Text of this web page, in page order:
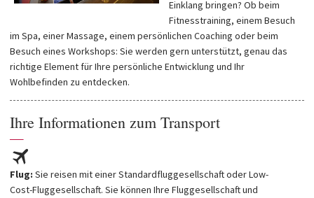
Einklang bringen? Ob beim
Fitnesstraining, einem Besuch
im Spa, einer Massage, einem persönlichen Coaching oder beim
Besuch eines Workshops: Sie werden gern unterstützt, genau das
richtige Element für Ihre persönliche Entwicklung und Ihr
Wohlbefinden zu entdecken.
Ihre Informationen zum Transport
—
Flug: Sie reisen mit einer Standardfluggesellschaft oder Low-
Cost-Fluggesellschaft. Sie können Ihre Fluggesellschaft und